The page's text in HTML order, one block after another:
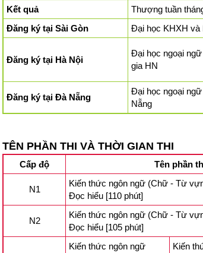
Kết quả
Thượng tuần
Đăng ký tại Sài Gòn
Đại học KHXH và
Đăng ký tại Hà Nội
Đại học ngoại
gia HN
Đăng ký tại Đà Nẵng
Đại học ngoại
Nẵng
TÊN PHẦN THI VÀ THỜI GIAN THI
Cấp độ Tên phần
N1
Kiến thức ngôn ngữ (Chữ - Từ
Đọc hiểu [110 phút]
N2
Kiến thức ngôn ngữ (Chữ - Từ
Đọc hiểu [105 phút]
Kiến thức ngôn ngữ
Kiến